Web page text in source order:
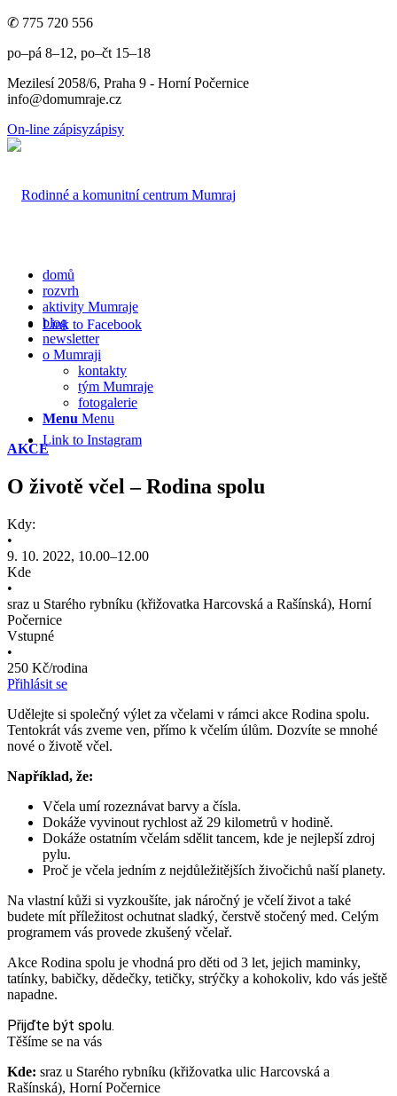
✆ 775 720 556
po–pá 8–12, po–čt 15–18
Mezilesí 2058/6, Praha 9 - Horní Počernice
info@domumraje.cz
On-line zápisyzápisy
Link to Facebook
Link to Instagram
domů
rozvrh
aktivity Mumraje
blog
newsletter
o Mumraji
kontakty
tým Mumraje
fotogalerie
Menu Menu
AKCE
O životě včel – Rodina spolu
Kdy:
•
9. 10. 2022, 10.00–12.00
Kde
•
sraz u Starého rybníku (křižovatka Harcovská a Rašínská), Horní
Počernice
Vstupné
•
250 Kč/rodina
Přihlásit se
Udělejte si společný výlet za včelami v rámci akce Rodina spolu.
Tentokrát vás zveme ven, přímo k včelím úlům. Dozvíte se mnohé
nové o životě včel.
Například, že:
Včela umí rozeznávat barvy a čísla.
Dokáže vyvinout rychlost až 29 kilometrů v hodině.
Dokáže ostatním včelám sdělit tancem, kde je nejlepší zdroj
pylu.
Proč je včela jedním z nejdůležitějších živočichů naší planety.
Na vlastní kůži si vyzkoušíte, jak náročný je včelí život a také
budete mít příležitost ochutnat sladký, čerstvě stočený med. Celým
programem vás provede zkušený včelař.
Akce Rodina spolu je vhodná pro děti od 3 let, jejich maminky,
tatínky, babičky, dědečky, tetičky, strýčky a kohokoliv, kdo vás ještě
napadne.
Přijďte být spolu.
Těšíme se na vás
Kde: sraz u Starého rybníku (křižovatka ulic Harcovská a
Rašínská), Horní Počernice